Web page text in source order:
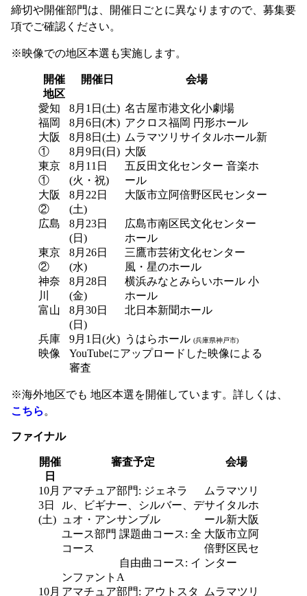
締切や開催部門は、開催日ごとに異なりますので、募集要
項でご確認ください。
※映像での地区本選も実施します。
開催
地区
開催日 会場
愛知 8月1日(土) 名古屋市港文化小劇場
福岡
8月6日(木) アクロス福岡 円形ホール
大阪
①
8月8日(土)
8月9日(日)
ムラマツリサイタルホール新
大阪
東京
①
8月11日
(火・祝)
五反田文化センター 音楽ホ
ール
大阪
②
8月22日
(土)
大阪市立阿倍野区民センター
広島
8月23日
(日)
広島市南区民文化センター
ホール
東京
②
8月26日
(水)
三鷹市芸術文化センター
風・星のホール
神奈
川
8月28日
(金)
横浜みなとみらいホール 小
ホール
富山
8月30日
(日)
北日本新聞ホール
兵庫 9月1日(火) うはらホール (兵庫県神戸市)
映像
YouTubeにアップロードした映像による
審査
※海外地区でも 地区本選を開催しています。詳しくは、
こちら 。
ファイナル
開催
日
審査予定 会場
10月
3日
(土)
アマチュア部門: ジェネラ
ル、ビギナー、シルバー、デ
ュオ・アンサンブル
ムラマツリ
サイタルホ
ール新大阪
ユース部門 課題曲コース: 全
コース
自由曲コース: イ
ンファントA
大阪市立阿
倍野区民セ
ンター
10月 アマチュア部門: アウトスタ ムラマツリ